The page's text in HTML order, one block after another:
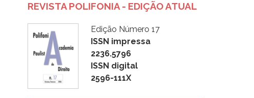
REVISTA POLIFONIA - EDIÇÃO ATUAL
Edição Número 17
ISSN impressa
2236.5796
ISSN digital
2596-111X